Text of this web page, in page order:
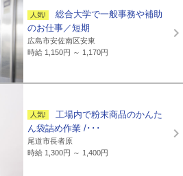
総合大学で一般事務や補助
のお仕事／短期
広島市安佐南区安東
時給 1,150円 ～ 1,170円
工場内で粉末商品のかんた
ん袋詰め作業 /･･･
尾道市長者原
時給 1,300円 ～ 1,400円